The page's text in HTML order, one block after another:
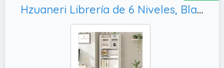
Hzuaneri Librería de 6 Niveles, Blanco BC11103X